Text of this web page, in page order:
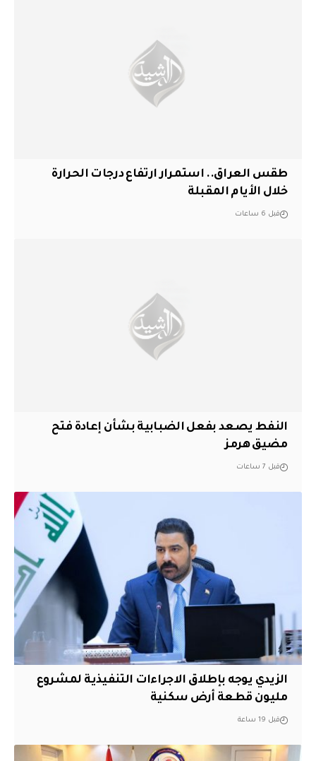
طقس العراق.. استمرار ارتفاع درجات الحرارة
خلال الأيام المقبلة
قبل 6 ساعات
النفط يصعد بفعل الضبابية بشأن إعادة فتح
مضيق هرمز
قبل 7 ساعات
الزيدي يوجه بإطلاق الاجراءات التنفيذية لمشروع
مليون قطعة أرض سكنية
قبل 19 ساعة